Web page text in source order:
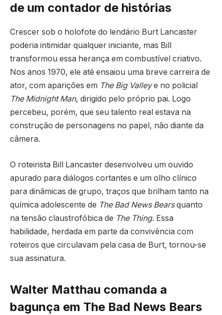
de um contador de histórias
Crescer sob o holofote do lendário Burt Lancaster
poderia intimidar qualquer iniciante, mas Bill
transformou essa herança em combustível criativo.
Nos anos 1970, ele até ensaiou uma breve carreira de
ator, com aparições em The Big Valleye no policial
The Midnight Man, dirigido pelo próprio pai. Logo
percebeu, porém, que seu talento real estava na
construção de personagens no papel, não diante da
câmera.
O roteirista Bill Lancaster desenvolveu um ouvido
apurado para diálogos cortantes e um olho clínico
para dinâmicas de grupo, traços que brilham tanto na
química adolescente de The Bad News Bearsquanto
na tensão claustrofóbica de The Thing. Essa
habilidade, herdada em parte da convivência com
roteiros que circulavam pela casa de Burt, tornou-se
sua assinatura.
Walter Matthau comanda a
bagunça em The Bad News Bears